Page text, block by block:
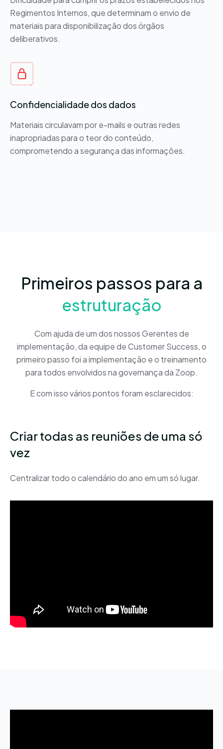
Regimentos Internos, que determinam o envio de
materiais para disponibilização dos órgãos
deliberativos.
Confidencialidade dos dados
Materiais circulavam por e-mails e outras redes
inapropriadas para o teor do conteúdo,
comprometendo a segurança das informações.
Primeiros passos para a
estruturação
Com ajuda de um dos nossos Gerentes de
implementação, da equipe de Customer Success, o
primeiro passo foi a implementação e o treinamento
para todos envolvidos na governança da Zoop.
E com isso vários pontos foram esclarecidos:
Criar todas as reuniões de uma só
vez
Centralizar todo o calendário do ano em um só lugar.